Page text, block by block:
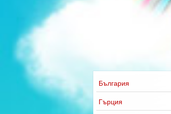
България
Гърция